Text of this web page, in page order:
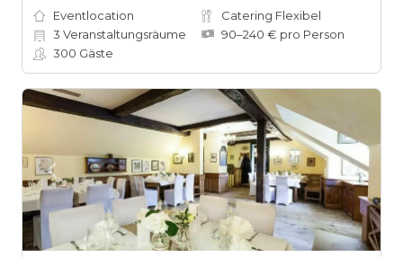
Eventlocation
Catering Flexibel
3 Veranstaltungsräume
90–240 € pro Person
300 Gäste